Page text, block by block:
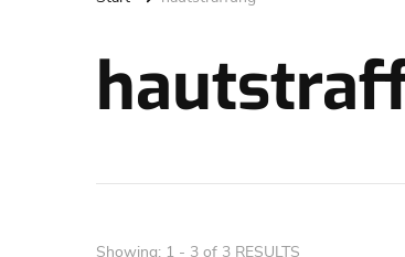
Showing: 1 - 3 of 3 RESULTS